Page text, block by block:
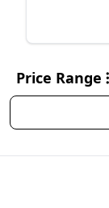
Price Range